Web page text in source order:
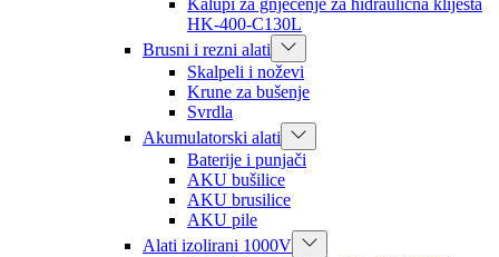
Kalupi za gnječenje za hidraulična kliješta
HK-400-C130L
Brusni i rezni alati
Skalpeli i noževi
Krune za bušenje
Svrdla
Akumulatorski alati
Baterije i punjači
AKU bušilice
AKU brusilice
AKU pile
Alati izolirani 1000V